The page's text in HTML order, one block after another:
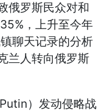
俄罗斯民众对和
，上升至今年
聊天记录的分析
兰人转向俄罗斯
）发动侵略战